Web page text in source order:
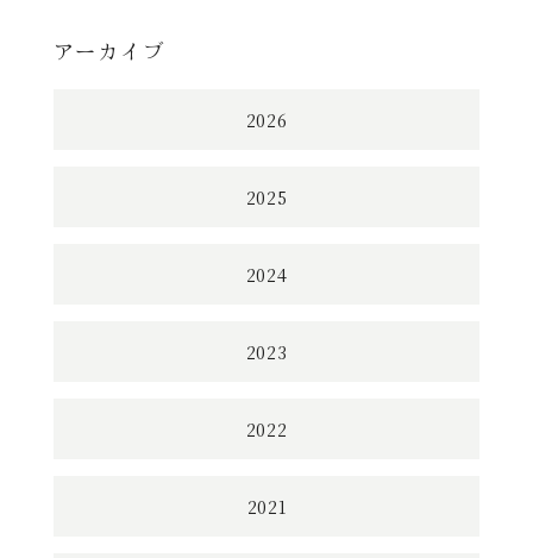
アーカイブ
2026
2025
2024
2023
2022
2021